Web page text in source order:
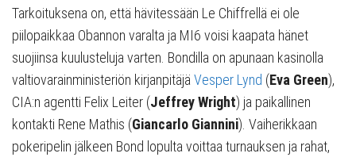
Tarkoituksena on, että hävitessään Le Chiffrellä ei ole
piilopaikkaa Obannon varalta ja MI6 voisi kaapata hänet
suojiinsa kuulusteluja varten. Bondilla on apunaan kasinolla
valtiovarainministeriön kirjanpitäjä Vesper Lynd (Eva Green),
CIA:n agentti Felix Leiter (Jeffrey Wright) ja paikallinen
kontakti Rene Mathis (Giancarlo Giannini). Vaiherikkaan
pokeripelin jälkeen Bond lopulta voittaa turnauksen ja rahat,